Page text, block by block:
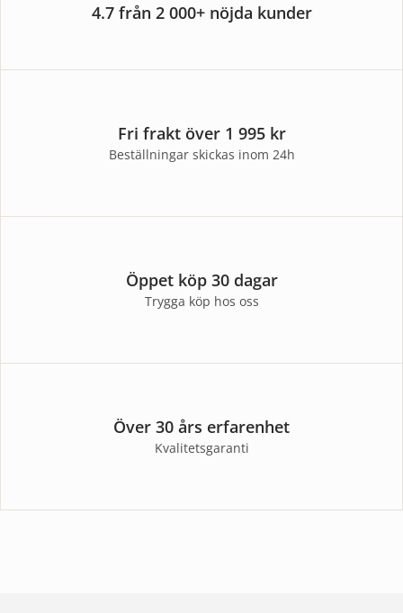
4.7 från 2 000+ nöjda kunder
Fri frakt över 1 995 kr
Beställningar skickas inom 24h
Öppet köp 30 dagar
Trygga köp hos oss
Över 30 års erfarenhet
Kvalitetsgaranti